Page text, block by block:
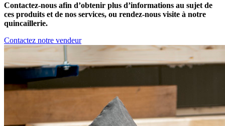
Contactez-nous afin d’obtenir plus d’informations au sujet de
ces produits et de nos services, ou rendez-nous visite à notre
quincaillerie.
Contactez notre vendeur